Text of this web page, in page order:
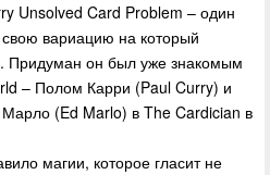
Unsolved Card Problem – один
вариацию на который
Придуман он был уже знакомым
– Полом Карри (Paul Curry) и
(Ed Marlo) в The Cardician в
магии, которое гласит не